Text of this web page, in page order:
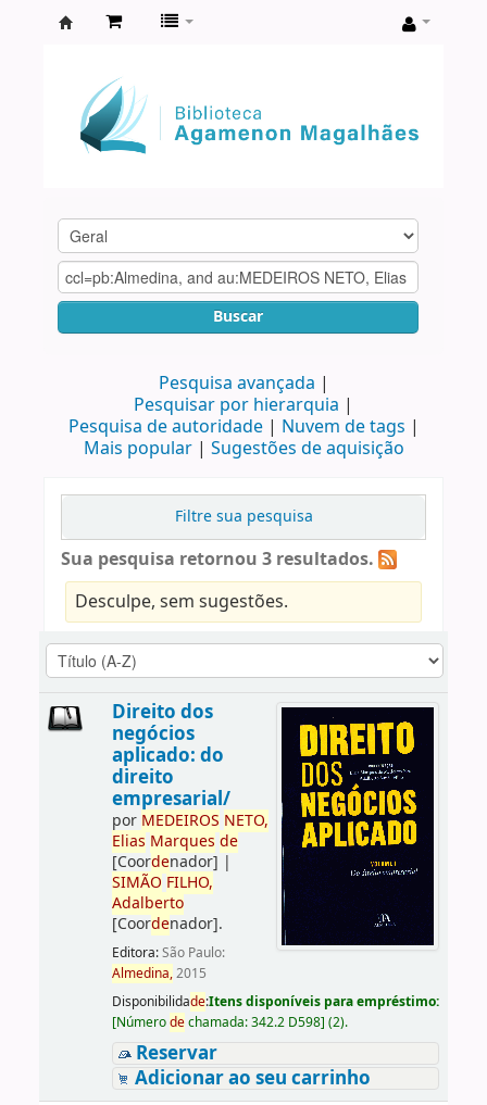
Agamenon
Magalhães
Buscar
Pesquisa avançada
Pesquisar por hierarquia
Pesquisa de autoridade
Nuvem de tags
Mais popular
Sugestões de aquisição
Filtre sua pesquisa
Sua pesquisa retornou 3 resultados.
Desculpe, sem sugestões.
Direito dos
negócios
aplicado: do
direito
empresarial/
por MEDEIROS NETO,
Elias Marques de
[Coordenador] |
SIMÃO FILHO,
Adalberto
[Coordenador].
Editora:São Paulo:
Almedina,2015
Disponibilidade:Itens disponíveis para empréstimo:
[Númerodechamada:342.2 D598] (2).
Reservar
Adicionar ao seu carrinho